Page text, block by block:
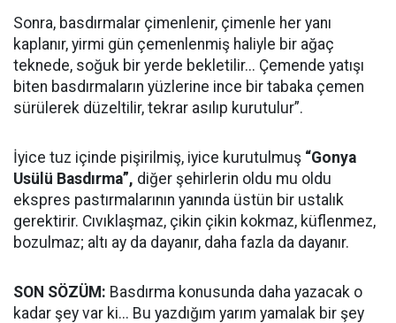
Sonra, basdırmalar çimenlenir, çimenle her yanı
kaplanır, yirmi gün çemenlenmiş haliyle bir ağaç
teknede, soğuk bir yerde bekletilir... Çemende yatışı
biten basdırmaların yüzlerine ince bir tabaka çemen
sürülerek düzeltilir, tekrar asılıp kurutulur”.
İyice tuz içinde pişirilmiş, iyice kurutulmuş “Gonya
Usülü Basdırma”, diğer şehirlerin oldu mu oldu
ekspres pastırmalarının yanında üstün bir ustalık
gerektirir. Cıvıklaşmaz, çikin çikin kokmaz, küflenmez,
bozulmaz; altı ay da dayanır, daha fazla da dayanır.
SON SÖZÜM: Basdırma konusunda daha yazacak o
kadar şey var ki... Bu yazdığım yarım yamalak bir şey